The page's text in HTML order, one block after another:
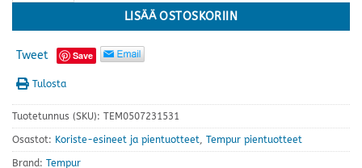
LISÄÄ OSTOSKORIIN
Tweet Save
Tulosta
Tuotetunnus (SKU): TEM0507231531
Osastot: Koriste-esineet ja pientuotteet Tempur pientuotteet
Brand: Tempur